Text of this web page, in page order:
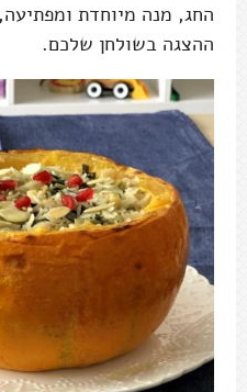
החג, מנה מיוחדת
ההצגה בשולחן שלכם.